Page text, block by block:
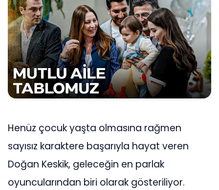
Henüz çocuk yaşta olmasına rağmen
sayısız karaktere başarıyla hayat veren
Doğan Keskik, geleceğin en parlak
oyuncularından biri olarak gösteriliyor.